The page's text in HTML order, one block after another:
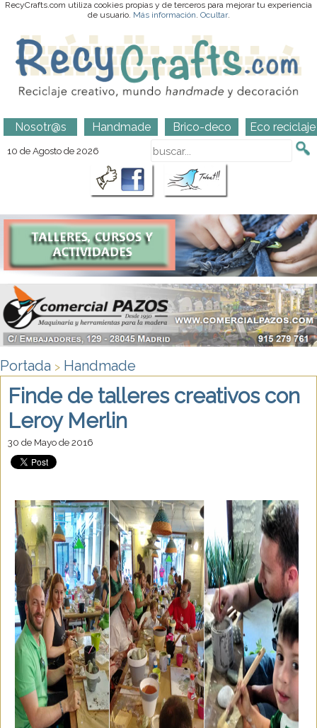
RecyCrafts.com utiliza cookies propias y de terceros para mejorar tu experiencia
de usuario. Más información. Ocultar.
Nosotr@s Handmade Brico-deco Eco reciclaje
10 de Agosto de 2026
Portada > Handmade
Finde de talleres creativos con
Leroy Merlin
30 de Mayo de 2016